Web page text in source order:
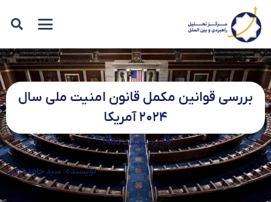
بررسی قوانین مکمل قانون امنیت ملی سال
۲۰۲۴ آمریکا
18 اردیبهشت 1403
نویسنده: سید حامد ترابی